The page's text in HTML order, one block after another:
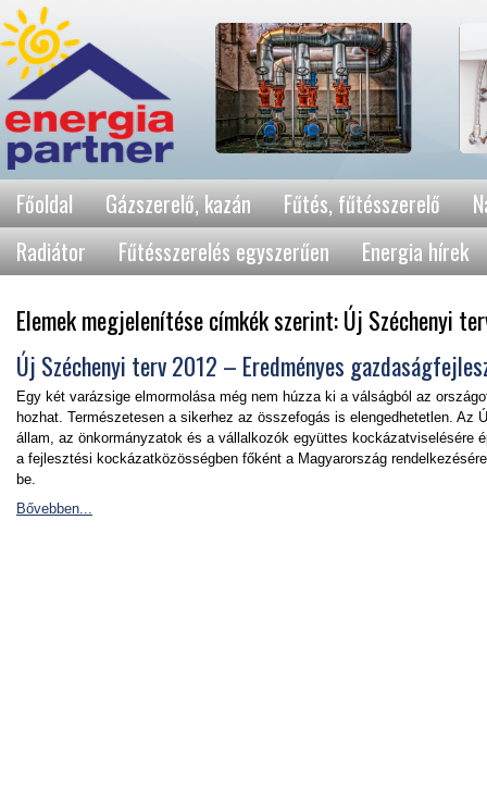
Főoldal Gázszerelő, kazán Fűtés, fűtésszerelő
Radiátor
Fűtésszerelés egyszerűen Energia hírek
Elemek megjelenítése címkék szerint: Új Széchenyi
Új Széchenyi terv 2012 – Eredményes
Egy két varázsige elmormolása még nem húzza ki a válságból az
hozhat. Természetesen a sikerhez az összefogás is elengedhetetlen. Az
állam, az önkormányzatok és a vállalkozók együttes kockázatviselésére
a fejlesztési kockázatközösségben főként a Magyarország
be.
Bővebben...